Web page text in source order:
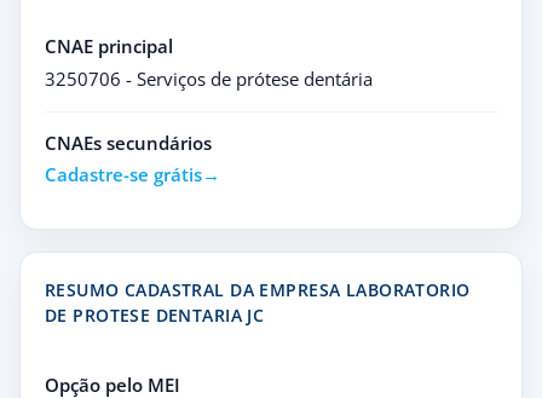
CNAE principal
3250706 - Serviços de prótese dentária
CNAEs secundários
Cadastre-se grátis
RESUMO CADASTRAL DA EMPRESA LABORATORIO
DE PROTESE DENTARIA JC
Opção pelo MEI